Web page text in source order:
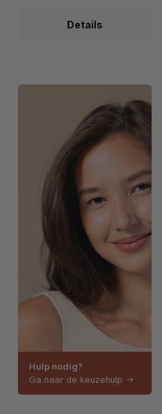
Details
Hulp nodig?
Ga naar de keuzehulp ->